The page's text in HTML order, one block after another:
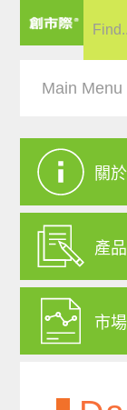
關
產
市